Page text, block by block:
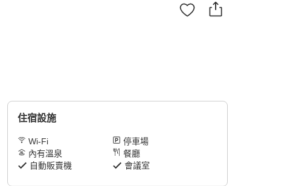
住宿設施
Wi-Fi
停車場
內有溫泉
餐廳
自動販賣機
會議室